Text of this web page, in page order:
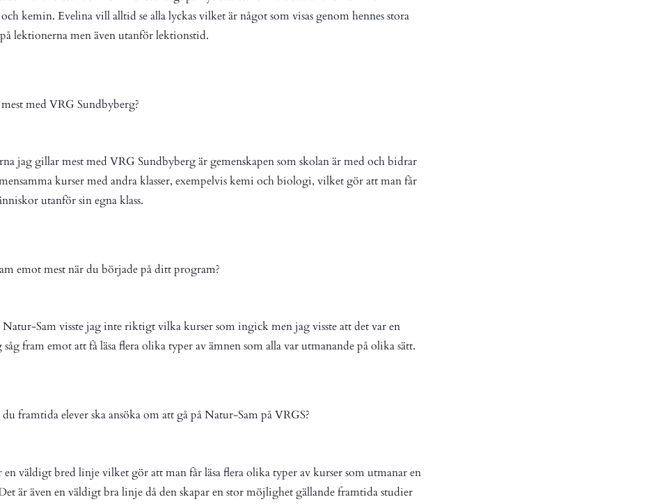
kemin. Evelina vill alltid se alla lyckas vilket är något som visas genom hennes stora
lektionerna men även utanför lektionstid.
med VRG Sundbyberg?
jag gillar mest med VRG Sundbyberg är gemenskapen som skolan är med och bidrar
kurser med andra klasser, exempelvis kemi och biologi, vilket gör att man får
utanför sin egna klass.
emot mest när du började på ditt program?
Sam visste jag inte riktigt vilka kurser som ingick men jag visste att det var en
såg fram emot att få läsa flera olika typer av ämnen som alla var utmanande på olika sätt.
framtida elever ska ansöka om att gå på Natur-Sam på VRGS?
väldigt bred linje vilket gör att man får läsa flera olika typer av kurser som utmanar en
är även en väldigt bra linje då den skapar en stor möjlighet gällande framtida studier